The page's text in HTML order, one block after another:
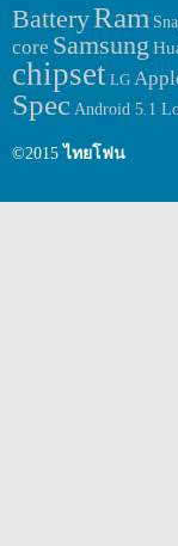
ดัวกล่าวค
จะมาพร้
โดยหน้า
BatteryRam
core Samsung
chipset LG
Spec Android 5.1
©2015 ไทยโฟน